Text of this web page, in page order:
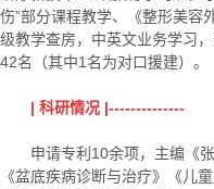
伤”部分课程教学、《整形美容
级教学查房，中英文业务学习
42名（其中1名为对口援建）。
| 科研情况 |--------------
申请专利10余项，主编《
《盆底疾病诊断与治疗》《儿